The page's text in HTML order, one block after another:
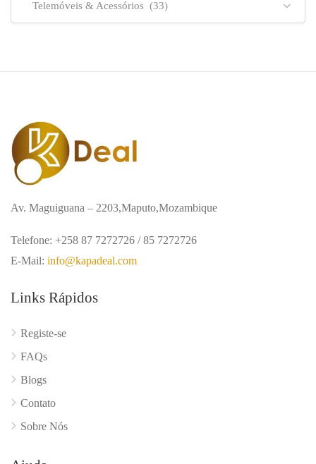
Telemóveis & Acessórios (33)
Av. Maguiguana – 2203,Maputo,Mozambique
Telefone: +258 87 7272726 / 85 7272726
E-Mail: info@kapadeal.com
Links Rápidos
Registe-se
FAQs
Blogs
Contato
Sobre Nós